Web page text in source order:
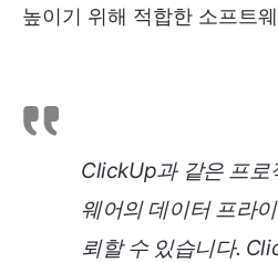
높이기 위해 적합한 소프트
ClickUp과 같은 프로
웨어의 데이터 프라
뢰할 수 있습니다.